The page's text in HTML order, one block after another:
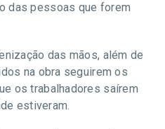
das pessoas que forem
das mãos, além de
na obra seguirem os
os trabalhadores saírem
estiveram.